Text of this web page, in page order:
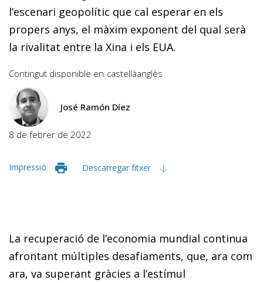
l’escenari geopolític que cal esperar en els
propers anys, el màxim exponent del qual serà
la rivalitat entre la Xina i els EUA.
Contingut disponible en castellàanglès
José Ramón Díez
8 de febrer de 2022
Impressió Descarregar fitxer
La recuperació de l’economia mundial continua
afrontant múltiples desafiaments, que, ara com
ara, va superant gràcies a l’estímul